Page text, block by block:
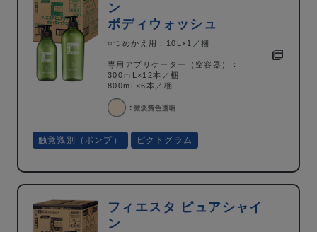
ン
ボディウォッシュ
○つめかえ用：10L×1／梱
専用アプリケーター（空容器）：
300ｍL×12本／梱
800mL×6本／梱
触覚識別（ポンプ） ピクトグラム
フィエスタ ピュアシャイ
ン